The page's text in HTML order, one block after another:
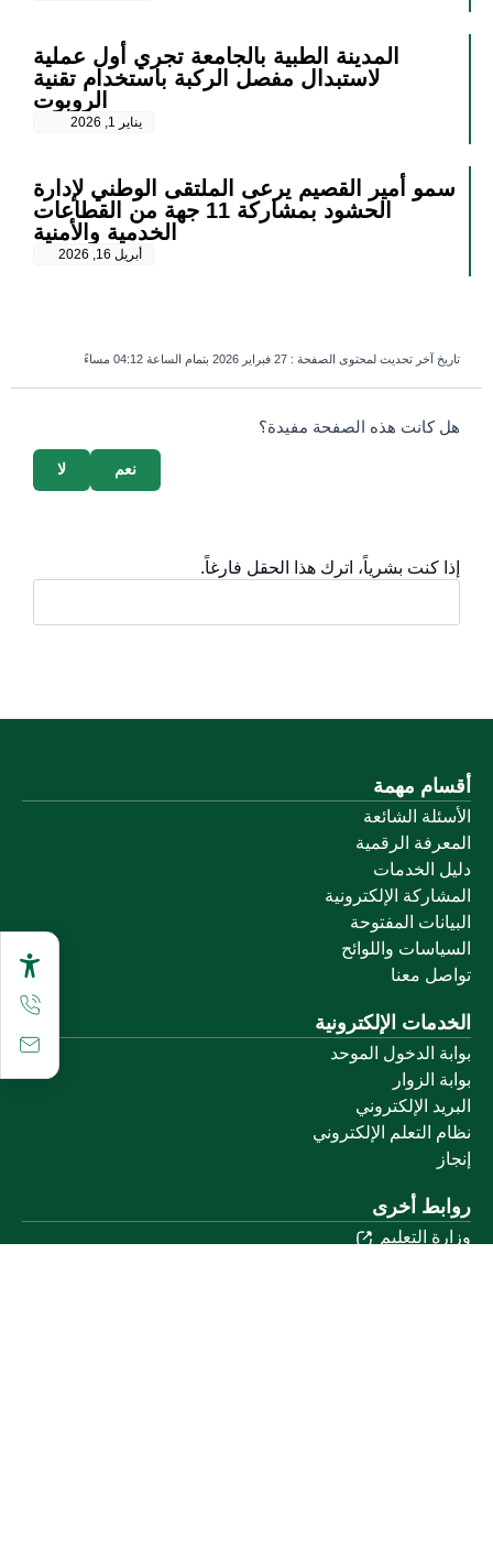
المدينة الطبية بالجامعة تجري أول عملية
لاستبدال مفصل الركبة باستخدام تقنية
الروبوت
يناير 1, 2026
سمو أمير القصيم يرعى الملتقى الوطني لإدارة
الحشود بمشاركة 11 جهة من القطاعات
الخدمية والأمنية
أبريل 16, 2026
تاريخ آخر تحديث لمحتوى الصفحة : 27 فبراير 2026 بتمام الساعة 04:12 مساءً
survey_v2
هل كانت هذه الصفحة مفيدة؟
لا نعم
إذا كنت بشرياً، اترك هذا الحقل فارغاً.
أقسام مهمة
الأسئلة الشائعة
المعرفة الرقمية
دليل الخدمات
المشاركة الإلكترونية
البيانات المفتوحة
السياسات واللوائح
تواصل معنا
الخدمات الإلكترونية
بوابة الدخول الموحد
بوابة الزوار
البريد الإلكتروني
نظام التعلم الإلكتروني
إنجاز
روابط أخرى
وزارة التعليم